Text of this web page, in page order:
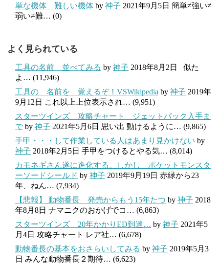
単な機体 難しい機体 by 神子 2021年9月5日 簡単≠強い≠
弱い≠難… (0)
よく見られている
工具の名前 並べてみる by 神子 2018年8月2日
似た
よ… (11,946)
工具の 名前を 覚えるぞ！VSWikipedia by 神子 2019年
9月12日 これ以上上位表示され… (9,951)
スターツインズ 攻略チャート ジェットパック入手ま
で by 神子 2021年5月6日 思い出 動けるように… (9,865)
手甲・・・して作業している人はあまり見かけない by
神子 2018年2月5日 手甲をつけるとやる気… (8,014)
カモネギさん遂に進化する。しかし ポケットモンスタ
ーソードシールド by 神子 2019年9月19日 赤緑から23
年、ねん… (7,934)
【悲報】 動物番長 発売からもう15年たつ by 神子 2018
年8月8日 ナマニクのおかげでコ… (6,863)
スターツインズ 20年かかりED到達… by 神子 2021年5
月4日 攻略チャート レア社… (6,678)
動物番長の基本をおさらいしてみる by 神子 2019年5月3
日 みんな動物番長２期待… (6,623)